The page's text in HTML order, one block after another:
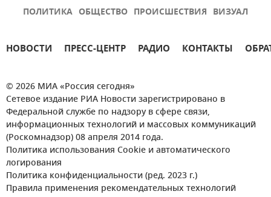
ПОЛИТИКА ОБЩЕСТВО ПРОИСШЕСТВИЯ ВИЗУАЛ
НОВОСТИ ПРЕСС-ЦЕНТР РАДИО КОНТАКТЫ
© 2026 МИА «Россия сегодня»
Сетевое издание РИА Новости зарегистрировано в
Федеральной службе по надзору в сфере связи,
информационных технологий и массовых коммуникаций
(Роскомнадзор) 08 апреля 2014 года.
Политика использования Cookie и автоматического
логирования
Политика конфиденциальности (ред. 2023 г.)
Правила применения рекомендательных технологий